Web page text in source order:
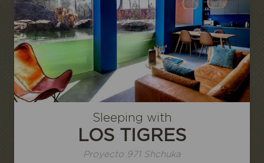
Sleeping with
LOS TIGRES
Proyecto 971 Shchuka